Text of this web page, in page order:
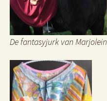
De fantasyjurk van Marjolein